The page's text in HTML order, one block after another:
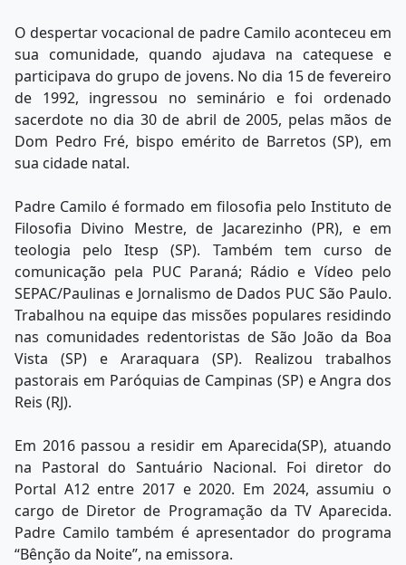
O despertar vocacional de padre Camilo aconteceu em
sua comunidade, quando ajudava na catequese e
participava do grupo de jovens. No dia 15 de fevereiro
de 1992, ingressou no seminário e foi ordenado
sacerdote no dia 30 de abril de 2005, pelas mãos de
Dom Pedro Fré, bispo emérito de Barretos (SP), em
sua cidade natal.
Padre Camilo é formado em filosofia pelo Instituto de
Filosofia Divino Mestre, de Jacarezinho (PR), e em
teologia pelo Itesp (SP). Também tem curso de
comunicação pela PUC Paraná; Rádio e Vídeo pelo
SEPAC/Paulinas e Jornalismo de Dados PUC São Paulo.
Trabalhou na equipe das missões populares residindo
nas comunidades redentoristas de São João da Boa
Vista (SP) e Araraquara (SP). Realizou trabalhos
pastorais em Paróquias de Campinas (SP) e Angra dos
Reis (RJ).
Em 2016 passou a residir em Aparecida(SP), atuando
na Pastoral do Santuário Nacional. Foi diretor do
Portal A12 entre 2017 e 2020. Em 2024, assumiu o
cargo de Diretor de Programação da TV Aparecida.
Padre Camilo também é apresentador do programa
“Bênção da Noite”, na emissora.